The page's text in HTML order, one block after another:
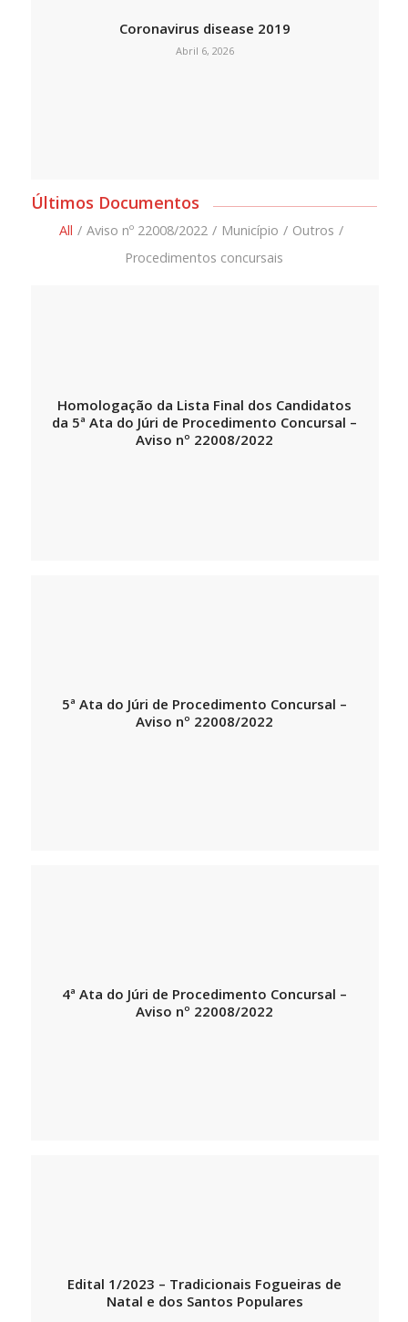
Coronavirus disease 2019
Abril 6, 2026
Últimos Documentos
All / Aviso nº 22008/2022 / Município / Outros /
Procedimentos concursais
Homologação da Lista Final dos Candidatos
da 5ª Ata do Júri de Procedimento Concursal –
Aviso nº 22008/2022
5ª Ata do Júri de Procedimento Concursal –
Aviso nº 22008/2022
4ª Ata do Júri de Procedimento Concursal –
Aviso nº 22008/2022
Edital 1/2023 – Tradicionais Fogueiras de
Natal e dos Santos Populares